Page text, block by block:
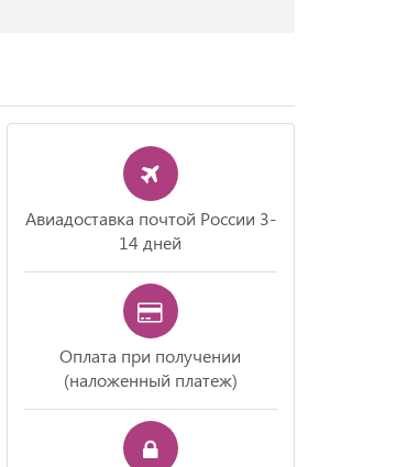
Авиадоставка почтой России 3-
14 дней
Оплата при получении
(наложенный платеж)